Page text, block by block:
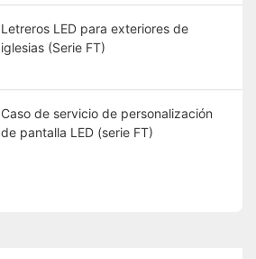
Letreros LED para exteriores de
iglesias (Serie FT)
Caso de servicio de personalización
de pantalla LED (serie FT)